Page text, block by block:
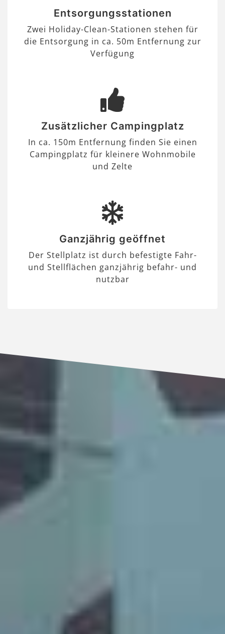
Entsorgungsstationen
Zwei Holiday-Clean-Stationen stehen für
die Entsorgung in ca. 50m Entfernung zur
Verfügung
Zusätzlicher Campingplatz
In ca. 150m Entfernung finden Sie einen
Campingplatz für kleinere Wohnmobile
und Zelte
Ganzjährig geöffnet
Der Stellplatz ist durch befestigte Fahr-
und Stellflächen ganzjährig befahr- und
nutzbar